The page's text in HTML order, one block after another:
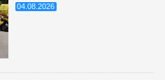
04.08.2026